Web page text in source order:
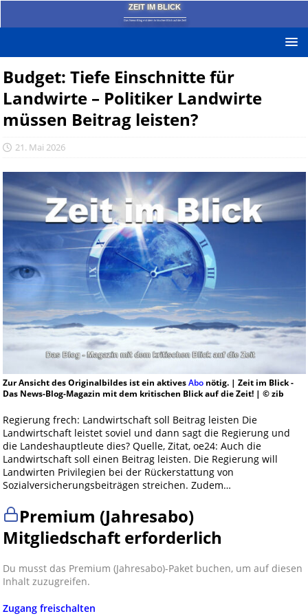
ZEIT IM BLICK
Das News-Blog mit dem kritischen Blick auf die Zeit!
Budget: Tiefe Einschnitte für
Landwirte – Politiker Landwirte
müssen Beitrag leisten?
21. Mai 2026
Zur Ansicht des Originalbildes ist ein aktivesAbonötig. | Zeit im Blick -
Das News-Blog-Magazin mit dem kritischen Blick auf die Zeit! | © zib
Regierung frech: Landwirtschaft soll Beitrag leisten Die
Landwirtschaft leistet soviel und dann sagt die Regierung und
die Landeshauptleute dies? Quelle, Zitat, oe24: Auch die
Landwirtschaft soll einen Beitrag leisten. Die Regierung will
Landwirten Privilegien bei der Rückerstattung von
Sozialversicherungsbeiträgen streichen. Zudem…
Premium (Jahresabo)
Mitgliedschaft erforderlich
Du musst das Premium (Jahresabo)-Paket buchen, um auf diesen
Inhalt zuzugreifen.
Zugang freischalten